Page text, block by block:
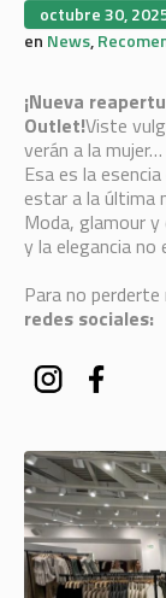
octubre 30,
en News,
¡Nueva
Outlet!Viste
verán a la mujer…
Esa es la esencia
estar a la última
Moda, glamour
y la elegancia no
Para no
redes sociales: